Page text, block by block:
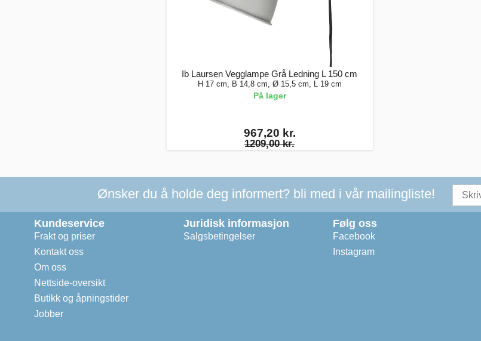
Ib Laursen Vegglampe Grå Ledning L 150 cm
H 17 cm, B 14,8 cm, Ø 15,5 cm, L 19 cm
På lager
967,20 kr.
1209,00 kr.
Ønsker du å holde deg informert? bli med i vår mailingliste!
Kundeservice
Frakt og priser
Kontakt oss
Om oss
Nettside-oversikt
Butikk og åpningstider
Jobber
Juridisk informasjon
Salgsbetingelser
Følg oss
Facebook
Instagram